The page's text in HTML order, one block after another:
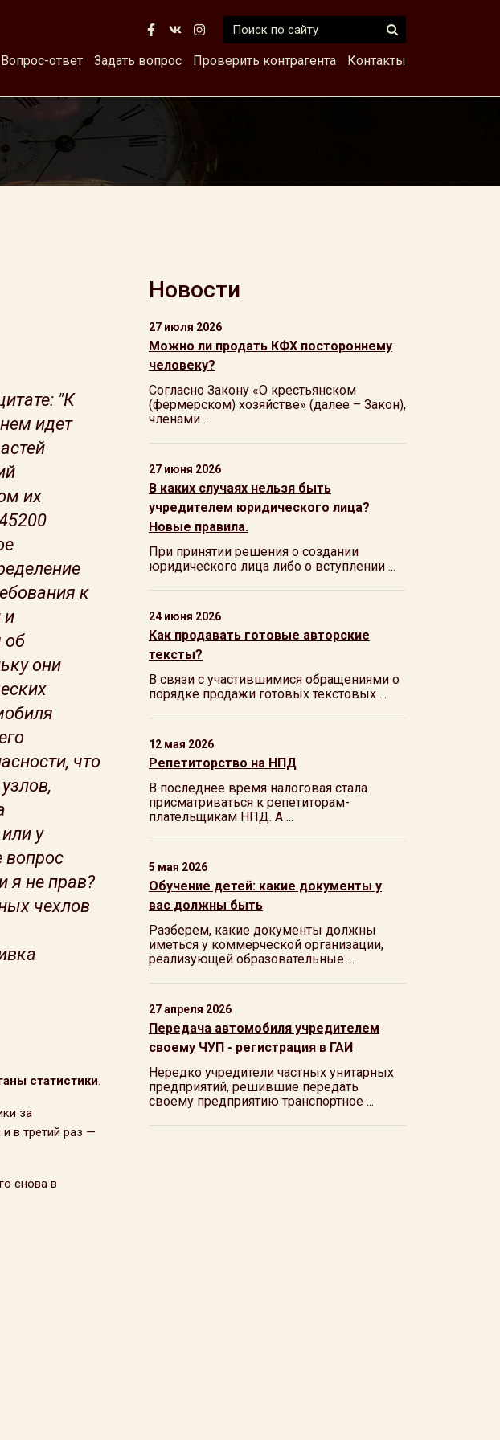
Вопрос-ответ Задать вопрос Проверить контрагента Контакты
"К
идет
их
к
и
об
они
что
у
вопрос
я не прав?
чехлов
статистики.
за
в третий раз —
снова в
Новости
27 июля 2026
Можно ли продать КФХ постороннему
человеку?
Согласно Закону «О крестьянском
(фермерском) хозяйстве» (далее – Закон),
членами ...
27 июня 2026
В каких случаях нельзя быть
учредителем юридического лица?
Новые правила.
При принятии решения о создании
юридического лица либо о вступлении ...
24 июня 2026
Как продавать готовые авторские
тексты?
В связи с участившимися обращениями о
порядке продажи готовых текстовых ...
12 мая 2026
Репетиторство на НПД
В последнее время налоговая стала
присматриваться к репетиторам-
плательщикам НПД. А ...
5 мая 2026
Обучение детей: какие документы у
вас должны быть
Разберем, какие документы должны
иметься у коммерческой организации,
реализующей образовательные ...
27 апреля 2026
Передача автомобиля учредителем
своему ЧУП - регистрация в ГАИ
Нередко учредители частных унитарных
предприятий, решившие передать
своему предприятию транспортное ...